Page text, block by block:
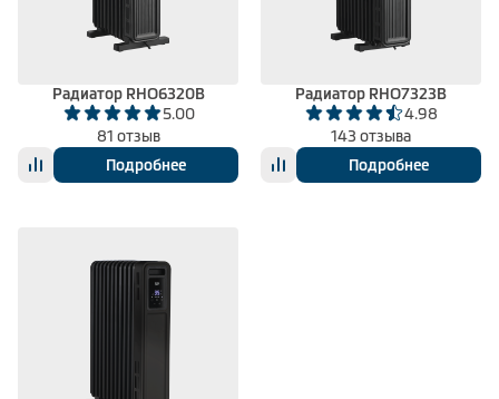
Климатическая техника
Радиатор RHO6320B
5.00
81 отзыв
Подробнее
Радиатор RHO7323B
4.98
143 отзыва
Подробнее